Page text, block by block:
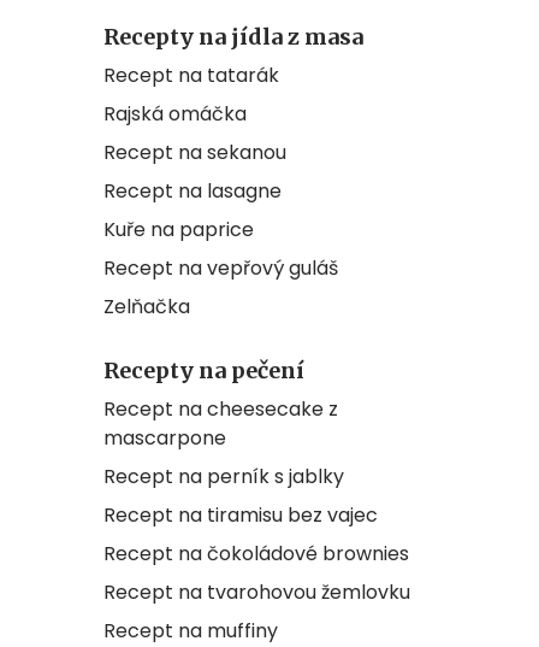
Recepty na jídla z masa
Recept na tatarák
Rajská omáčka
Recept na sekanou
Recept na lasagne
Kuře na paprice
Recept na vepřový guláš
Zelňačka
Recepty na pečení
Recept na cheesecake z
mascarpone
Recept na perník s jablky
Recept na tiramisu bez vajec
Recept na čokoládové brownies
Recept na tvarohovou žemlovku
Recept na muffiny